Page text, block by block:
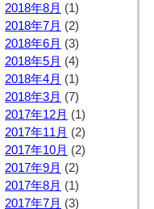
2018年8月 (1)
2018年7月 (2)
2018年6月 (3)
2018年5月 (4)
2018年4月 (1)
2018年3月 (7)
2017年12月 (1)
2017年11月 (2)
2017年10月 (2)
2017年9月 (2)
2017年8月 (1)
2017年7月 (3)